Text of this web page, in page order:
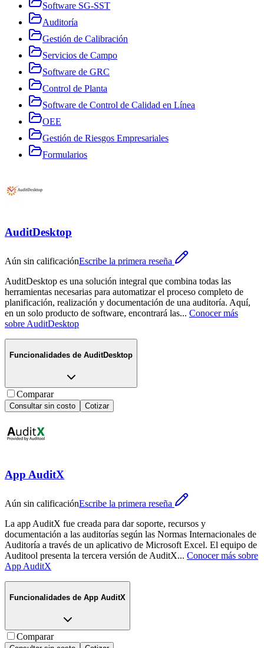
Software SG-SST
Auditoría
Gestión de Calibración
Servicios de Campo
Software de GRC
Control de Planta
Software de Control de Calidad en Línea
OEE
Gestión de Riesgos Empresariales
Formularios
AuditDesktop
Aún sin calificaciónEscribe la primera reseña
AuditDesktop es una solución integral que combina todas las
herramientas necesarias para automatizar el proceso completo de
planificación, realización y documentación de una auditoría. Aquí,
en un solo producto de software, encontrará las... Conocer más
sobre AuditDesktop
Funcionalidades de AuditDesktop
Comparar
Consultar sin costo Cotizar
App AuditX
Aún sin calificaciónEscribe la primera reseña
La app AuditX fue creada para dar soporte, recursos y
documentación a las auditorías según las Normas Internacionales de
Auditoría a través de un aplicativo de Microsoft Excel. El equipo de
Auditool presenta la tercera versión de AuditX... Conocer más sobre
App AuditX
Funcionalidades de App AuditX
Comparar